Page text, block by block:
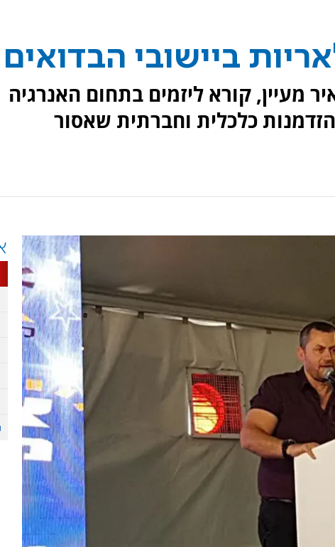
ביישובי הבדואים
מעיין, קורא ליזמים בתחום האנרגיה
כלכלית וחברתית שאסור